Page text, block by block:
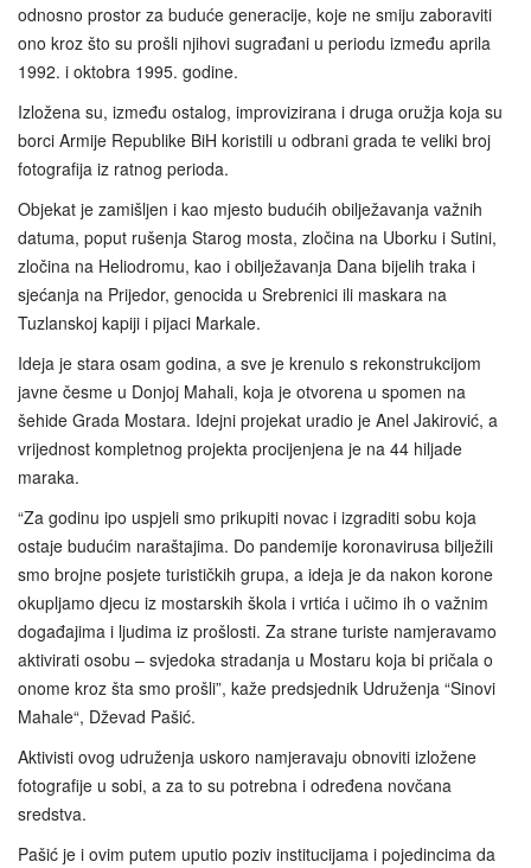
odnosno prostor za buduće generacije, koje ne smiju zaboraviti
ono kroz što su prošli njihovi sugrađani u periodu između aprila
1992. i oktobra 1995. godine.
Izložena su, između ostalog, improvizirana i druga oružja koja su
borci Armije Republike BiH koristili u odbrani grada te veliki broj
fotografija iz ratnog perioda.
Objekat je zamišljen i kao mjesto budućih obilježavanja važnih
datuma, poput rušenja Starog mosta, zločina na Uborku i Sutini,
zločina na Heliodromu, kao i obilježavanja Dana bijelih traka i
sjećanja na Prijedor, genocida u Srebrenici ili maskara na
Tuzlanskoj kapiji i pijaci Markale.
Ideja je stara osam godina, a sve je krenulo s rekonstrukcijom
javne česme u Donjoj Mahali, koja je otvorena u spomen na
šehide Grada Mostara. Idejni projekat uradio je Anel Jakirović, a
vrijednost kompletnog projekta procijenjena je na 44 hiljade
maraka.
“Za godinu ipo uspjeli smo prikupiti novac i izgraditi sobu koja
ostaje budućim naraštajima. Do pandemije koronavirusa bilježili
smo brojne posjete turističkih grupa, a ideja je da nakon korone
okupljamo djecu iz mostarskih škola i vrtića i učimo ih o važnim
događajima i ljudima iz prošlosti. Za strane turiste namjeravamo
aktivirati osobu – svjedoka stradanja u Mostaru koja bi pričala o
onome kroz šta smo prošli”, kaže predsjednik Udruženja “Sinovi
Mahale“, Dževad Pašić.
Aktivisti ovog udruženja uskoro namjeravaju obnoviti izložene
fotografije u sobi, a za to su potrebna i određena novčana
sredstva.
Pašić je i ovim putem uputio poziv institucijama i pojedincima da